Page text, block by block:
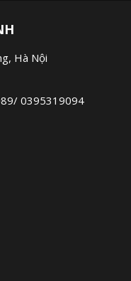
Hà Nội
/ 0395319094